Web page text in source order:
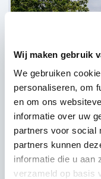
Wij maken gebruik
We gebruiken
personaliseren, om
en om ons
informatie over uw
partners voor social
partners kunnen
informatie die u aan
verzameld op basis
Rotsaert - Green Venue,